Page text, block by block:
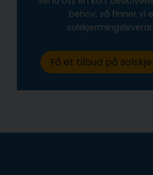
behov, så finner vi
Få et tilbud på